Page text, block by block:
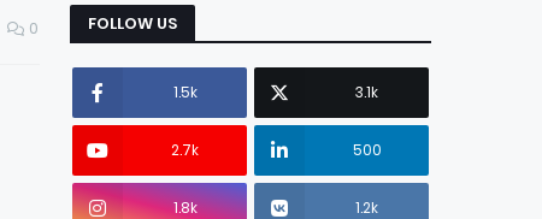
0 FOLLOW US
1.5k 3.1k
2.7k 500
1.8k 1.2k